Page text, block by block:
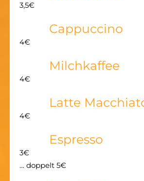
3,5€
Cappuccino
4€
Milchkaffee
4€
Latte
4€
Espresso
3€
… doppelt 5€